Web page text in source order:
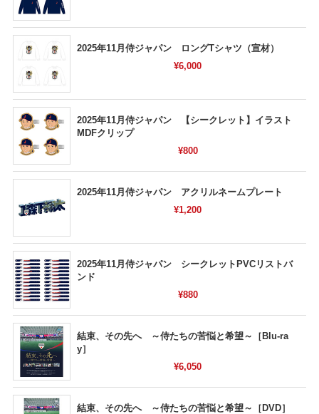
2025年11月侍ジャパン ロングTシャツ（宣材）
¥6,000
2025年11月侍ジャパン 【シークレット】イラスト
MDFクリップ
¥800
2025年11月侍ジャパン アクリルネームプレート
¥1,200
2025年11月侍ジャパン シークレットPVCリストバ
ンド
¥880
結束、その先へ ～侍たちの苦悩と希望～［Blu-ra
y］
¥6,050
結束、その先へ ～侍たちの苦悩と希望～［DVD］